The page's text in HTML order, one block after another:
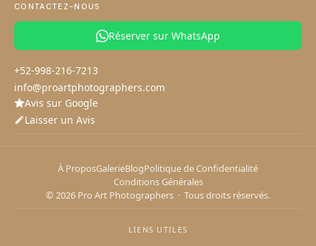
Photographe à Playa del Carmen
CONTACTEZ-NOUS
Réserver sur WhatsApp
+52-998-216-7213
info@proartphotographers.com
Avis sur Google
Laisser un Avis
À ProposGalerieBlogPolitique de Confidentialité
Conditions Générales
© 2026 Pro Art Photographers · Tous droits réservés.
LIENS UTILES
Créons la magie